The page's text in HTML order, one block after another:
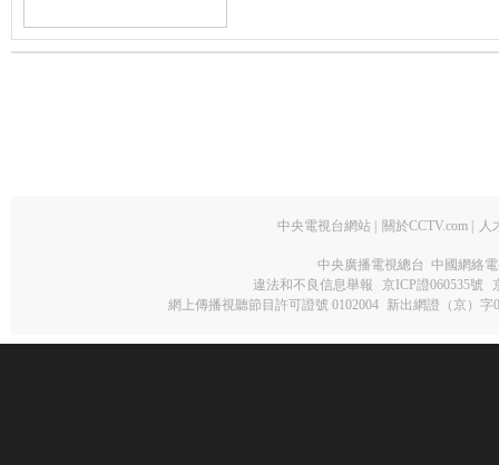
中央電視台網站 關於CCTV.com 人
中央廣播電視總台 中國網絡
違法和不良信息舉報
京ICP證060535號
網上傳播視聽節目許可證號 0102004 新出網證（京）